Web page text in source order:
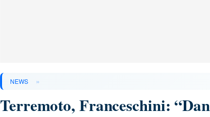
NEWS »
Terremoto, Franceschini: